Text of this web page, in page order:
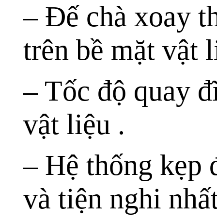
– Đế chà xoay
trên bề mặt vật
– Tốc độ quay
vật liệu .
– Hệ thống kẹp
và tiện nghi